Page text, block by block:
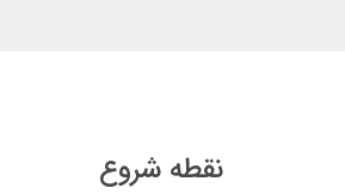
نقطه شروع